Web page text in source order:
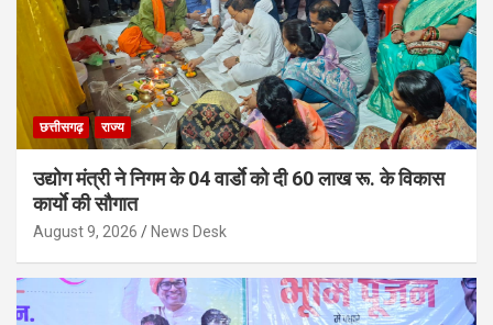
छत्तीसगढ़ राज्य
उद्योग मंत्री ने निगम के 04 वार्डाे को दी 60 लाख रू. के विकास
कार्याे की सौगात
August 9, 2026 News Desk